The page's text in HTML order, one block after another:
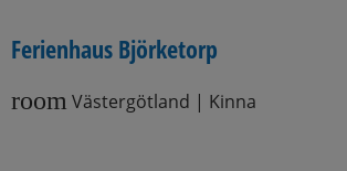
Ferienhaus Björketorp
room Västergötland | Kinna